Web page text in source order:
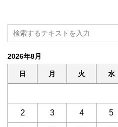
2026年8月
日 月 火 水
2 3 4 5